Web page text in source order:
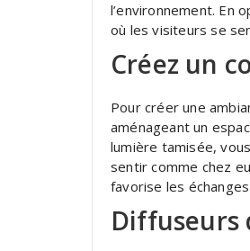
l’environnement. En
où les visiteurs se
Créez un
Pour créer une
aménageant un
lumière tamisée,
sentir comme chez
favorise les
Diffuseurs